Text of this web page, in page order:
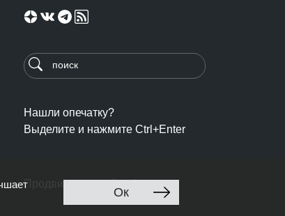
Нашли опечатку?
Выделите и нажмите Ctrl+Enter
Продвижение сайта: Ingate
Ок